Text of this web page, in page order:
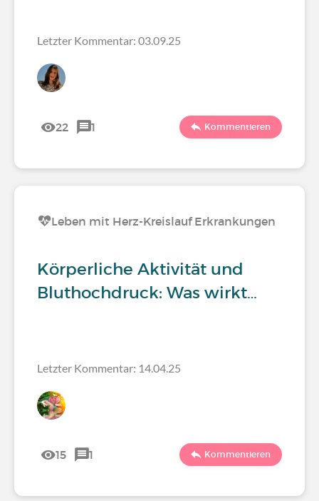
Letzter Kommentar: 03.09.25
22 1 Kommentieren
Leben mit Herz-Kreislauf Erkrankungen
Körperliche Aktivität und
Bluthochdruck: Was wirkt…
Letzter Kommentar: 14.04.25
15 1 Kommentieren